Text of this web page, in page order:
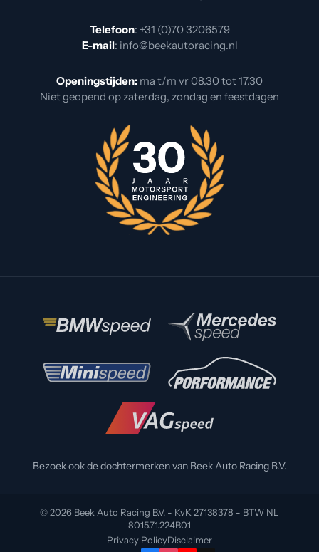
Telefoon: +31 (0)70 3206579
E-mail: info@beekautoracing.nl
Openingstijden: ma t/m vr 08.30 tot 17.30
Niet geopend op zaterdag, zondag en feestdagen
Bezoek ook de dochtermerken van Beek Auto Racing B.V.
© 2026 Beek Auto Racing B.V. - KvK 27138378 - BTW NL
8015.71.224B01
Privacy PolicyDisclaimer